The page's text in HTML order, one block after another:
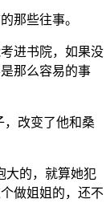
那些往事。
进书院，如果没
那么容易的事
，改变了他和桑
大的，就算她犯
做姐姐的，还不